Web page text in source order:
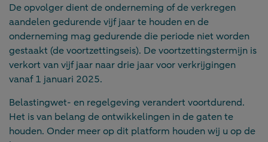
De opvolger dient de onderneming of de verkregen
aandelen gedurende vijf jaar te houden en de
onderneming mag gedurende die periode niet worden
gestaakt (de voortzettingseis). De voortzettingstermijn is
verkort van vijf jaar naar drie jaar voor verkrijgingen
vanaf 1 januari 2025.
Belastingwet- en regelgeving verandert voortdurend.
Het is van belang de ontwikkelingen in de gaten te
houden. Onder meer op dit platform houden wij u op de